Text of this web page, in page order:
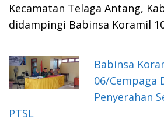
Kecamatan Telaga Antang,
didampingi Babinsa Koramil
Babinsa
06/Cempaga
Penyerahan
PTSL